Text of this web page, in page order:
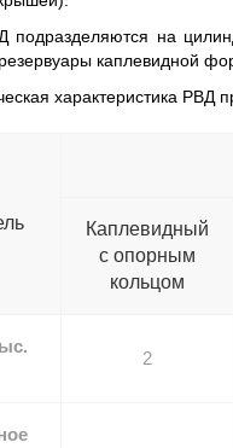
подразделяются на
каплевидной
характеристика РВД
Каплевидный
с опорным
кольцом
2